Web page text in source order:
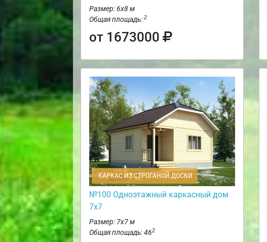
Размер: 6х8 м
Общая площадь: 2
от 1673000
КАРКАС ИЗ СТРОГАНОЙ ДОСКИ
№100 Одноэтажный каркасный дом
7х7
Размер: 7х7 м
Общая площадь: 462